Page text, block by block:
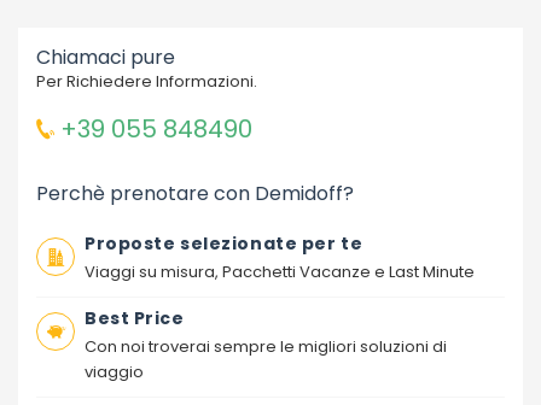
Chiamaci pure
Per Richiedere Informazioni.
+39 055 848490
Perchè prenotare con Demidoff?
Proposte selezionate per te
Viaggi su misura, Pacchetti Vacanze e Last Minute
Best Price
Con noi troverai sempre le migliori soluzioni di
viaggio